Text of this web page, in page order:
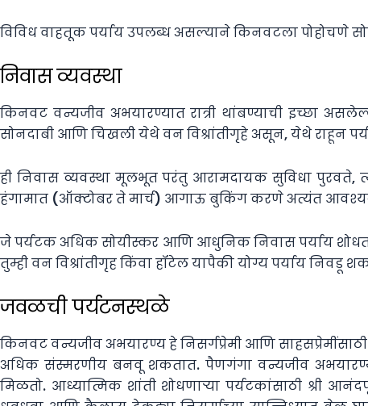
विविध वाहतूक पर्याय उपलब्ध असल्याने किनवटला पोहोचणे
निवास व्यवस्था
किनवट वन्यजीव अभयारण्यात रात्री थांबण्याची इच्छा
सोनदाबी आणि चिखली येथे वन विश्रांतीगृहे असून, येथे राहून
ही निवास व्यवस्था मूलभूत परंतु आरामदायक सुविधा पुरवते,
हंगामात (ऑक्टोबर ते मार्च) आगाऊ बुकिंग करणे अत्यंत
जे पर्यटक अधिक सोयीस्कर आणि आधुनिक निवास पर्याय
तुम्ही वन विश्रांतीगृह किंवा हॉटेल यापैकी योग्य पर्याय निवडू
जवळची पर्यटनस्थळे
किनवट वन्यजीव अभयारण्य हे निसर्गप्रेमी आणि
अधिक संस्मरणीय बनवू शकतात. पैणगंगा वन्यजीव
मिळतो. आध्यात्मिक शांती शोधणाऱ्या पर्यटकांसाठी श्री